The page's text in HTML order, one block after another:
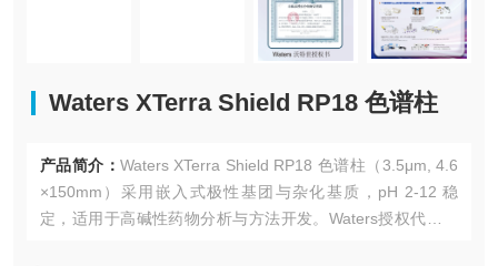
Waters XTerra Shield RP18 色谱柱
产品简介： Waters XTerra Shield RP18 色谱柱（3.5μm, 4.6
×150mm）采用嵌入式极性基团与杂化基质，pH 2-12 稳
定，适用于高碱性药物分析与方法开发。Waters授权代理商